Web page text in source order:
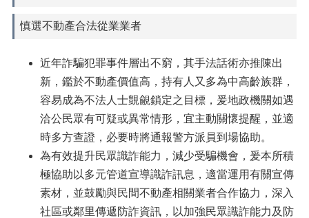
慎選不動產合法從業業者
近年詐騙犯罪事件層出不窮，其手法話術亦推陳出
新，鑑於不動產價值高，持有人又多為中高齡族群，
容易成為不法人士覬覦鎖定之目標，爰地政機關如遇
洽公民眾有可疑或異常情形，宜主動關懷提醒，並適
時多方查證，必要時將通報警方派員到場協助。
為有效提升民眾識詐能力，減少受騙機會，爰本所積
極協助以多元管道宣導識詐訊息，適當運用有關宣傳
素材，並鼓勵與民間不動產相關業者合作協力，深入
社區或鄰里傳遞防詐資訊，以加強民眾識詐能力及防